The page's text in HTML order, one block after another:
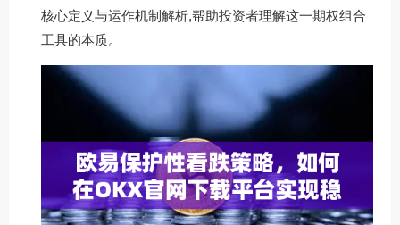
核心定义与运作机制解析,帮助投资者理解这一期权组合
工具的本质。